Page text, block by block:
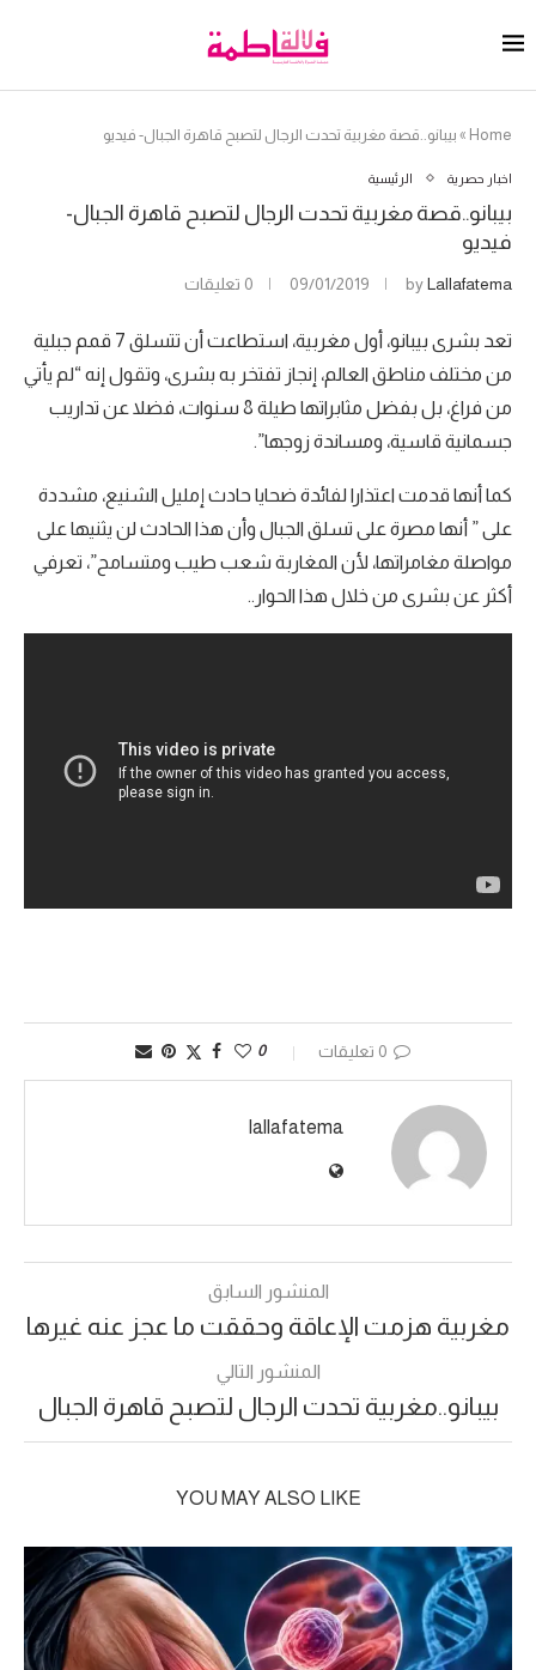
Home
» بيبانو..قصة مغربية تحدت الرجال لتصبح قاهرة الجبال- فيديو
اخبار حصرية الرئيسية
بيبانو..قصة مغربية تحدت الرجال لتصبح قاهرة الجبال-
فيديو
byLallafatema
09/01/2019 0 تعليقات
تعد بشرى بيبانو، أول مغربية، استطاعت أن تتسلق 7 قمم جبلية
من مختلف مناطق العالم، إنجاز تفتخر به بشرى، وتقول إنه “لم يأتي
من فراغ، بل بفضل مثابراتها طيلة 8 سنوات، فضلا عن تداريب
جسمانية قاسية، ومساندة زوجها”.
كما أنها قدمت اعتذارا لفائدة ضحايا حادث إمليل الشنيع، مشددة
على ” أنها مصرة على تسلق الجبال وأن هذا الحادث لن يثنيها على
مواصلة مغامراتها، لأن المغاربة شعب طيب ومتسامح”، تعرفي
أكثر عن بشرى من خلال هذا الحوار..
0 تعليقات 0
lallafatema
المنشور السابق
مغربية هزمت الإعاقة وحققت ما عجز عنه غيرها
المنشور التالي
بيبانو..مغربية تحدت الرجال لتصبح قاهرة الجبال
YOU MAY ALSO LIKE